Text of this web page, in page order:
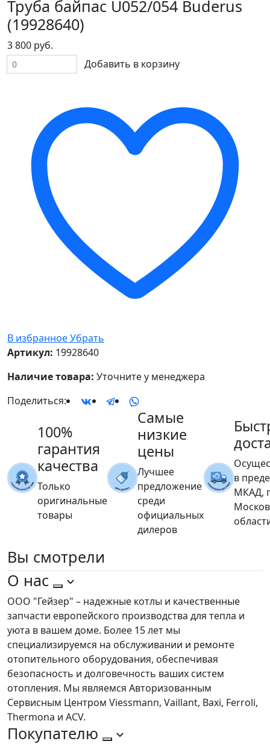
Труба байпас U052/054 Buderus
(19928640)
3 800 руб.
Добавить в корзину
В избранноеУбрать
Артикул: 19928640
Наличие товара: Уточните у менеджера
Поделиться:
100%
гарантия
качества
Только
оригинальные
товары
Самые
низкие
цены
Лучшее
предложение
среди
официальных
дилеров
в
МКАД,
Вы смотрели
О нас
ООО "Гейзер" – надежные котлы и качественные
запчасти европейского производства для тепла и
уюта в вашем доме. Более 15 лет мы
специализируемся на обслуживании и ремонте
отопительного оборудования, обеспечивая
безопасность и долговечность ваших систем
отопления. Мы являемся Авторизованным
Сервисным Центром Viessmann, Vaillant, Baxi, Ferroli,
Thermona и ACV.
Покупателю